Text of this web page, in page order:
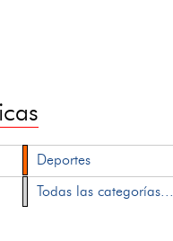
Deportes
Todas las categorías...